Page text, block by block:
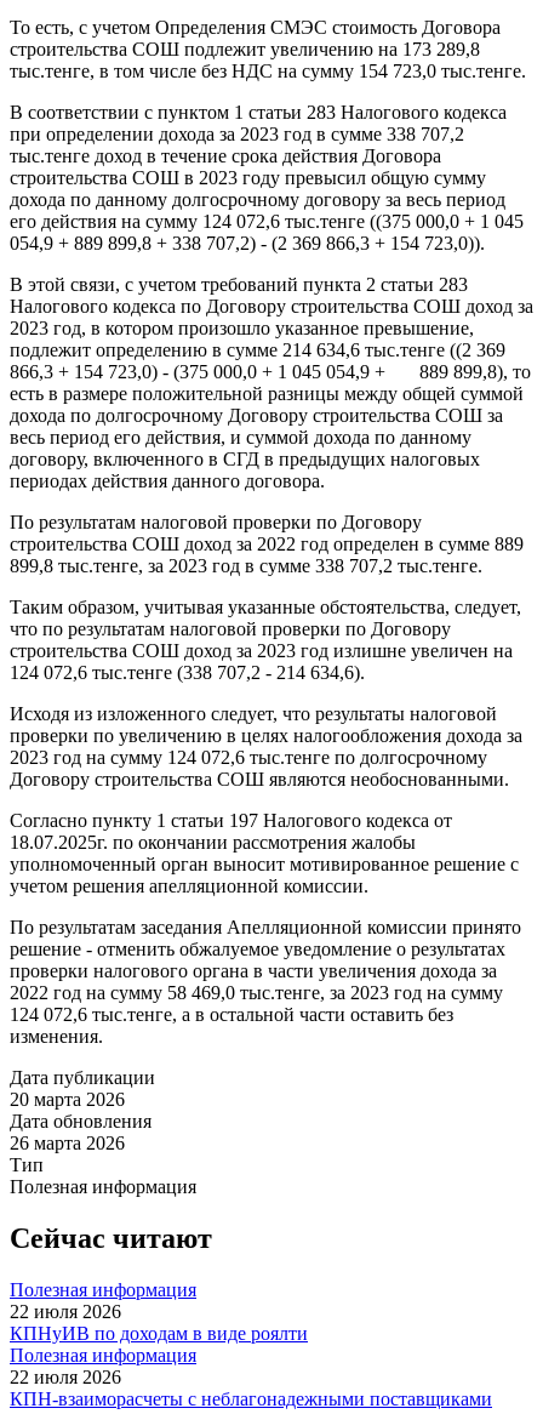
То есть, с учетом Определения СМЭС стоимость Договора
строительства СОШ подлежит увеличению на 173 289,8
тыс.тенге, в том числе без НДС на сумму 154 723,0 тыс.тенге.
В соответствии с пунктом 1 статьи 283 Налогового кодекса
при определении дохода за 2023 год в сумме 338 707,2
тыс.тенге доход в течение срока действия Договора
строительства СОШ в 2023 году превысил общую сумму
дохода по данному долгосрочному договору за весь период
его действия на сумму 124 072,6 тыс.тенге ((375 000,0 + 1 045
054,9 + 889 899,8 + 338 707,2) - (2 369 866,3 + 154 723,0)).
В этой связи, с учетом требований пункта 2 статьи 283
Налогового кодекса по Договору строительства СОШ доход за
2023 год, в котором произошло указанное превышение,
подлежит определению в сумме 214 634,6 тыс.тенге ((2 369
866,3 + 154 723,0) - (375 000,0 + 1 045 054,9 + 889 899,8), то
есть в размере положительной разницы между общей суммой
дохода по долгосрочному Договору строительства СОШ за
весь период его действия, и суммой дохода по данному
договору, включенного в СГД в предыдущих налоговых
периодах действия данного договора.
По результатам налоговой проверки по Договору
строительства СОШ доход за 2022 год определен в сумме 889
899,8 тыс.тенге, за 2023 год в сумме 338 707,2 тыс.тенге.
Таким образом, учитывая указанные обстоятельства, следует,
что по результатам налоговой проверки по Договору
строительства СОШ доход за 2023 год излишне увеличен на
124 072,6 тыс.тенге (338 707,2 - 214 634,6).
Исходя из изложенного следует, что результаты налоговой
проверки по увеличению в целях налогообложения дохода за
2023 год на сумму 124 072,6 тыс.тенге по долгосрочному
Договору строительства СОШ являются необоснованными.
Согласно пункту 1 статьи 197 Налогового кодекса от
18.07.2025г. по окончании рассмотрения жалобы
уполномоченный орган выносит мотивированное решение с
учетом решения апелляционной комиссии.
По результатам заседания Апелляционной комиссии принято
решение - отменить обжалуемое уведомление о результатах
проверки налогового органа в части увеличения дохода за
2022 год на сумму 58 469,0 тыс.тенге, за 2023 год на сумму
124 072,6 тыс.тенге, а в остальной части оставить без
изменения.
Дата публикации
20 марта 2026
Дата обновления
26 марта 2026
Тип
Полезная информация
Сейчас читают
Полезная информация
22 июля 2026
КПНуИВ по доходам в виде роялти
Полезная информация
22 июля 2026
КПН-взаиморасчеты с неблагонадежными поставщиками